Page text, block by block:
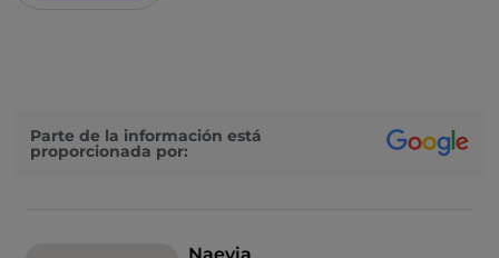
Parte de la información está
proporcionada por: